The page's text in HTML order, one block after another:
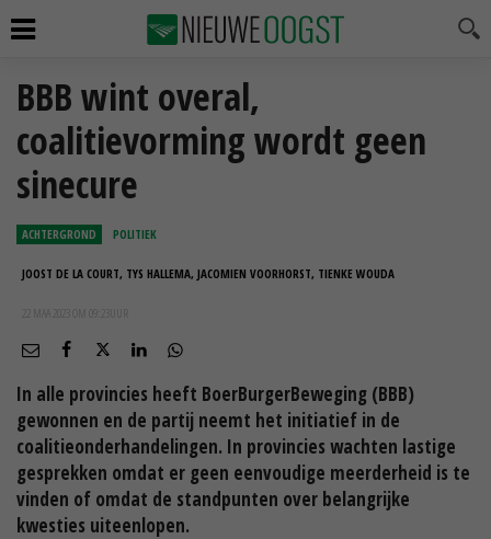
BBB wint overal,
coalitievorming wordt geen
sinecure
ACHTERGROND POLITIEK
JOOST DE LA COURT, TYS HALLEMA, JACOMIEN VOORHORST, TIENKE WOUDA
22 MAA 2023 OM 09:23
In alle provincies heeft BoerBurgerBeweging (BBB)
gewonnen en de partij neemt het initiatief in de
coalitieonderhandelingen. In provincies wachten lastige
gesprekken omdat er geen eenvoudige meerderheid is te
vinden of omdat de standpunten over belangrijke
kwesties uiteenlopen.